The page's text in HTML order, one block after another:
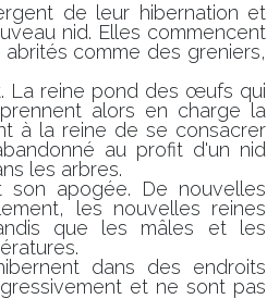
de leur hibernation et
nid. Elles commencent
comme des greniers,
La reine pond des œufs qui
alors en charge la
à la reine de se consacrer
au profit d'un nid
les arbres.
son apogée. De nouvelles
les nouvelles reines
que les mâles et les
dans des endroits
et ne sont pas